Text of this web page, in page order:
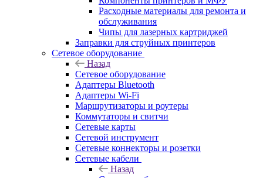
Расходные материалы для ремонта и
обслуживания
Чипы для лазерных картриджей
Заправки для струйных принтеров
Сетевое оборудование
Назад
Сетевое оборудование
Адаптеры Bluetooth
Адаптеры Wi-Fi
Маршрутизаторы и роутеры
Коммутаторы и свитчи
Сетевые карты
Сетевой инструмент
Сетевые коннекторы и розетки
Сетевые кабели
Назад